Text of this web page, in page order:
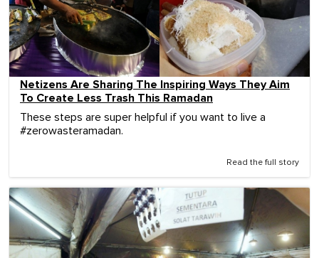
Netizens Are Sharing The Inspiring Ways They Aim
To Create Less Trash This Ramadan
These steps are super helpful if you want to live a
#zerowasteramadan.
Read the full story